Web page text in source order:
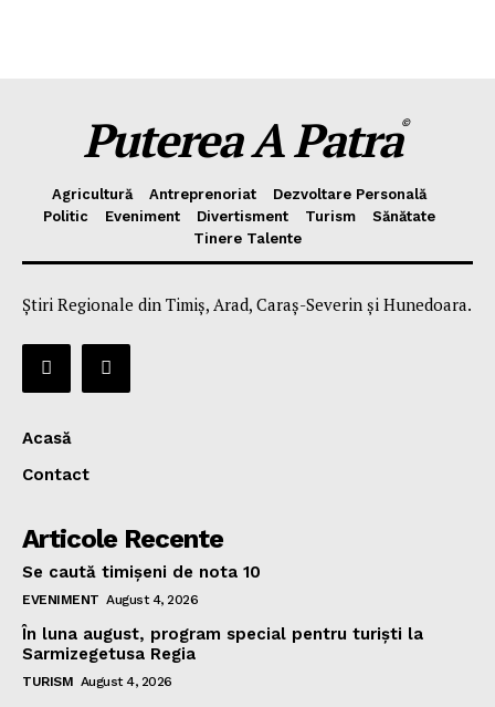
Puterea A Patra©
Agricultură Antreprenoriat
Dezvoltare Personală
Politic
Eveniment Divertisment Turism
Sănătate
Tinere Talente
Știri Regionale din Timiș, Arad, Caraș-Severin și Hunedoara.
Acasă
Contact
Articole Recente
Se caută timișeni de nota 10
EVENIMENT August 4, 2026
În luna august, program special pentru turiști la
Sarmizegetusa Regia
TURISM August 4, 2026